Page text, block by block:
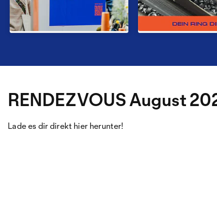
RENDEZVOUS August
Lade es dir direkt hier herunter!